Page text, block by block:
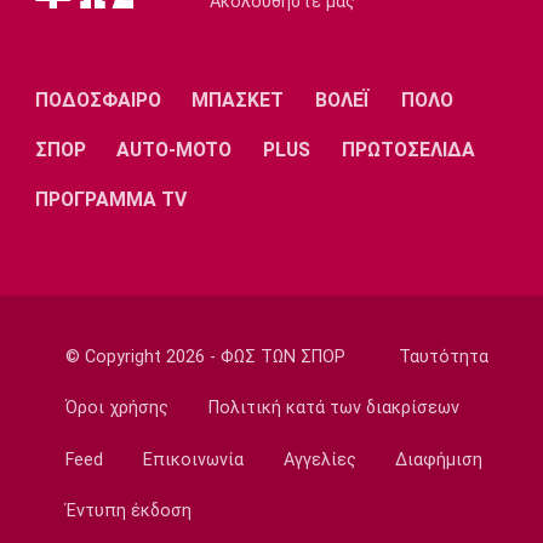
Ποδόσφαιρο - Διεθνή
22:20
Super League 1
Κούβελος σε αδελφές Αλεξανδρή: «Μας
21:50
Super League 2
21:35
ΠΟΔΟΣΦΑΙΡΟ ΜΠΑΣΚΕΤ ΒΟΛΕΪ ΠΟΛΟ
ΣΠΟΡ AUTO-MOTO PLUS ΠΡΩΤΟΣΕΛΙΔΑ
ΠΡΟΓΡΑΜΜΑ TV
© Copyright 2026 - ΦΩΣ ΤΩΝ ΣΠΟΡ Ταυτότητα
Όροι χρήσης Πολιτική κατά των διακρίσεων
Feed Επικοινωνία Αγγελίες Διαφήμιση
Έντυπη έκδοση